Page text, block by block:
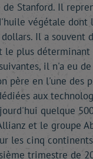
Stanford. Il
végétale dont
Il a souvent
le plus déterminant
il n'a eu de
père en l'une des
aux
quelque
et le groupe
les cinq
trimestre de